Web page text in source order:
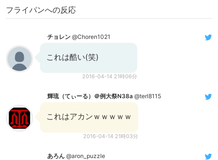
フライパンへの反応
チョレン @Choren1021
これは酷い(笑)
2016-04-14 21時06分
輝琉（てぃーる）＠例大祭N38a @terl8115
これはアカンｗｗｗｗｗ
2016-04-14 21時03分
あろん @aron_puzzle